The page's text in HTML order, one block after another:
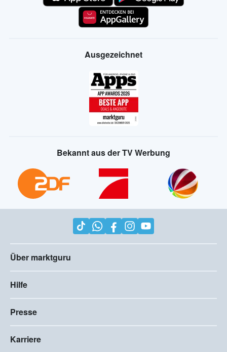
Ausgezeichnet
Bekannt aus der TV Werbung
Über marktguru
Hilfe
Presse
Karriere